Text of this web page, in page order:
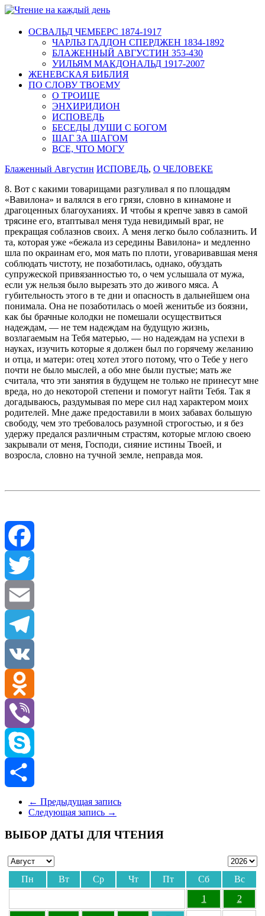
ОСВАЛЬД ЧЕМБЕРС 1874-1917
ЧАРЛЬЗ ГАДДОН СПЕРДЖЕН 1834-1892
БЛАЖЕННЫЙ АВГУСТИН 353-430
УИЛЬЯМ МАКДОНАЛЬД 1917-2007
ЖЕНЕВСКАЯ БИБЛИЯ
ПО СЛОВУ ТВОЕМУ
О ТРОИЦЕ
ЭНХИРИДИОН
ИСПОВЕДЬ
БЕСЕДЫ ДУШИ С БОГОМ
ШАГ ЗА ШАГОМ
ВСЕ, ЧТО МОГУ
Блаженный Августин ИСПОВЕДЬ, О ЧЕЛОВЕКЕ
8. Вот с какими товарищами разгуливал я по площадям
«Вавилона» и валялся в его грязи, словно в кинамоне и
драгоценных благоуханиях. И чтобы я крепче завяз в самой
трясине его, втаптывал меня туда невидимый враг, не
прекращая соблазнов своих. А меня легко было соблазнить. И
та, которая уже «бежала из середины Вавилона» и медленно
шла по окраинам его, моя мать по плоти, уговаривавшая меня
соблюдать чистоту, не позаботилась, однако, обуздать
супружеской привязанностью то, о чем услышала от мужа,
если уж нельзя было вырезать это до живого мяса. А
губительность этого в те дни и опасность в дальнейшем она
понимала. Она не позаботилась о моей женитьбе из боязни,
как бы брачные колодки не помешали осуществиться
надеждам, — не тем надеждам на будущую жизнь,
возлагаемым на Тебя матерью, — но надеждам на успехи в
науках, изучить которые я должен был по горячему желанию
и отца, и матери: отец хотел этого потому, что о Тебе у него
почти не было мыслей, а обо мне были пустые; мать же
считала, что эти занятия в будущем не только не принесут мне
вреда, но до некоторой степени и помогут найти Тебя. Так я
догадываюсь, раздумывая по мере сил над характером моих
родителей. Мне даже предоставили в моих забавах большую
свободу, чем это требовалось разумной строгостью, и я без
удержу предался различным страстям, которые мглою своею
закрывали от меня, Господи, сияние истины Твоей, и
возросла, словно на тучной земле, неправда моя.
Facebook
Twitter
Email
Telegram
VK
Odnoklassniki
Viber
Skype
Отправить
← Предыдущая запись
Следующая запись →
ВЫБОР ДАТЫ ДЛЯ ЧТЕНИЯ
Пн Вт Ср Чт Пт Сб
Вс
1
2